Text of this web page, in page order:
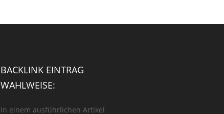
BACKLINK EINTRAG
WAHLWEISE:
In einem ausführlichen Artikel